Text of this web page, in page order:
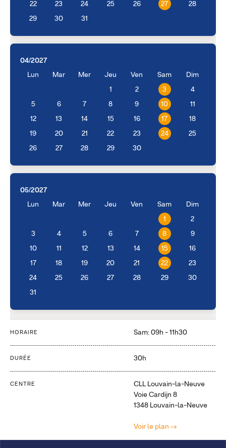
22 23 24 25 26 27 28
29 30 31
04/2027
Lun
Mar Mer Jeu Ven Sam Dim
1 2 3 4
5 6 7 8 9 10 11
12 13 14 15 16 17 18
19 20 21 22 23 24 25
26 27 28 29 30
05/2027
Lun
Mar Mer Jeu Ven Sam Dim
1 2
3 4 5 6 7 8 9
10 11 12 13 14 15 16
17 18 19 20 21 22 23
24 25 26 27 28 29 30
31
HORAIRE Sam: 09h - 11h30
DURÉE 30h
CENTRE
CLL Louvain-la-Neuve
Voie Cardijn 8
1348 Louvain-la-Neuve
Voir le plan